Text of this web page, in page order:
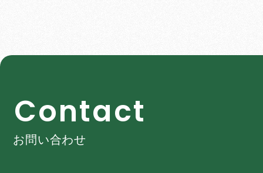
Contact
お問い合わせ